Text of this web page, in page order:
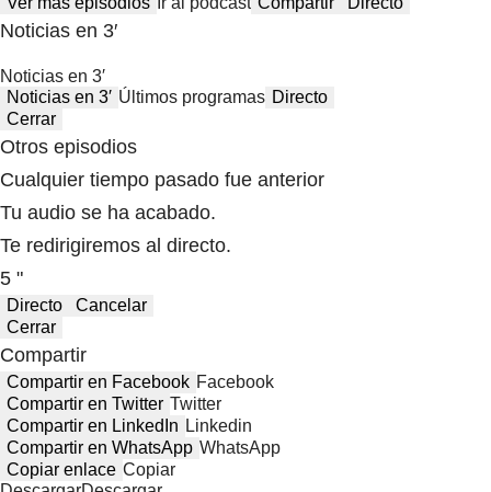
Noticias en 3′
Noticias en 3′
Noticias en 3′ Últimos programas Directo
Cerrar
Otros episodios
Cualquier tiempo pasado fue anterior
Tu audio se ha acabado.
Te redirigiremos al directo.
5 "
Directo
Cancelar
Cerrar
Compartir
Compartir en Facebook Facebook
Compartir en Twitter Twitter
Compartir en LinkedIn Linkedin
Compartir en WhatsApp WhatsApp
Copiar enlace Copiar